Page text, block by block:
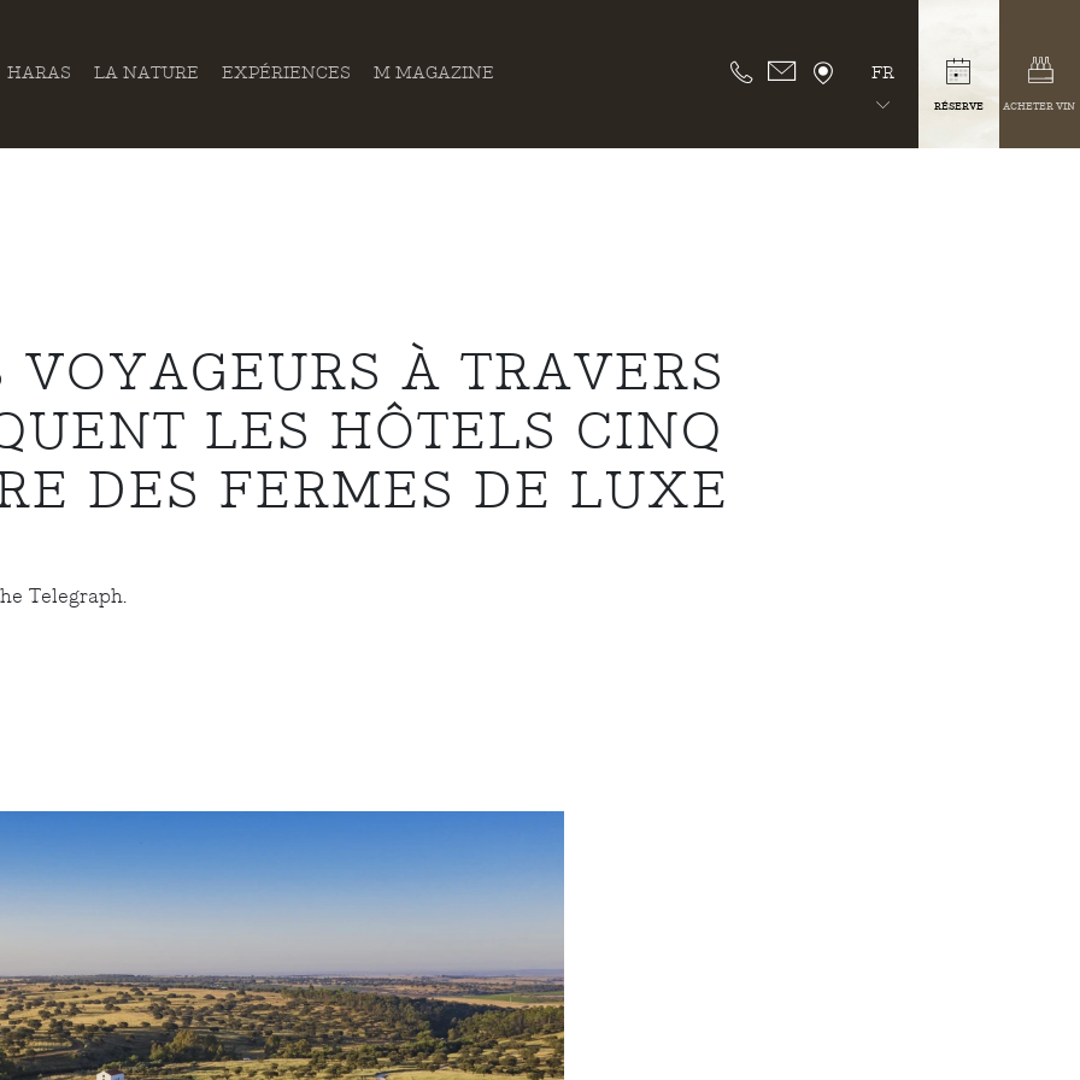
HARAS LA NATURE EXPÉRIENCES M MAGAZINE FR
RÉSERVE ACHETER VIN
À TRAVERS
LES HÔTELS CINQ
DES FERMES DE LUXE
Telegraph.